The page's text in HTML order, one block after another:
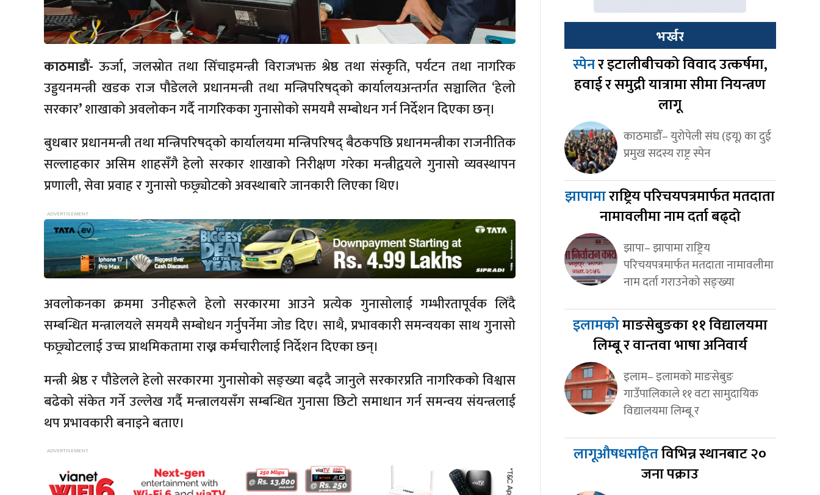
काठमाडौं- ऊर्जा, जलस्रोत तथा सिँचाइमन्त्री विराजभक्त श्रेष्ठ तथा संस्कृति, पर्यटन तथा नागरिक
उड्डयनमन्त्री खडक राज पौडेलले प्रधानमन्त्री तथा मन्त्रिपरिषद्को कार्यालयअन्तर्गत सञ्चालित ‘हेलो
सरकार’शाखाको अवलोकन गर्दै नागरिकका गुनासोको समयमै सम्बोधन गर्न निर्देशन दिएका छन्।
बुधबार प्रधानमन्त्री तथा मन्त्रिपरिषद्को कार्यालयमा मन्त्रिपरिषद् बैठकपछि प्रधानमन्त्रीका राजनीतिक
सल्लाहकार असिम शाहसँगै हेलो सरकार शाखाको निरीक्षण गरेका मन्त्रीद्वयले गुनासो व्यवस्थापन
प्रणाली, सेवा प्रवाह र गुनासो फछ्र्योटको अवस्थाबारे जानकारी लिएका थिए।
अवलोकनका क्रममा उनीहरूले हेलो सरकारमा आउने प्रत्येक गुनासोलाई गम्भीरतापूर्वक लिँदै
सम्बन्धित मन्त्रालयले समयमै सम्बोधन गर्नुपर्नेमा जोड दिए। साथै, प्रभावकारी समन्वयका साथ गुनासो
फछ्र्योटलाई उच्च प्राथमिकतामा राख्न कर्मचारीलाई निर्देशन दिएका छन्।
मन्त्री श्रेष्ठ र पौडेलले हेलो सरकारमा गुनासोको सङ्ख्या बढ्दै जानुले सरकारप्रति नागरिकको विश्वास
बढेको संकेत गर्ने उल्लेख गर्दै मन्त्रालयसँग सम्बन्धित गुनासा छिटो समाधान गर्न समन्वय संयन्त्रलाई
थप प्रभावकारी बनाइने बताए।
भर्खर
स्पेनर इटालीबीचको विवाद उत्कर्षमा,
हवाई र समुद्री यात्रामा सीमा नियन्त्रण
लागू
काठमाडौँ– युरोपेली संघ (इयू) का दुई
प्रमुख सदस्य राष्ट्र स्पेन
झापामाराष्ट्रिय परिचयपत्रमार्फत मतदाता
नामावलीमा नाम दर्ता बढ्दो
झापा– झापामा राष्ट्रिय
परिचयपत्रमार्फत मतदाता नामावलीमा
नाम दर्ता गराउनेको सङ्ख्या
इलामकोमाङसेबुङका ११ विद्यालयमा
लिम्बू र वान्तवा भाषा अनिवार्य
इलाम– इलामको माङसेबुङ
गाउँपालिकाले ११ वटा सामुदायिक
विद्यालयमा लिम्बू र
लागूऔषधसहितविभिन्न स्थानबाट २०
जना पक्राउ